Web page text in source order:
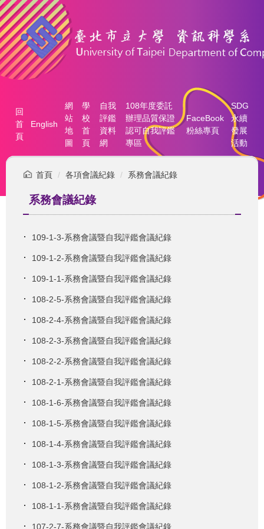
跳
到
主
要
內
容
回
首
頁
English
網
站
地
圖
學
校
首
頁
自我
評鑑
資料
網
108年度委託
辦理品質保證
認可自我評鑑
專區
FaceBook
粉絲專頁
SDG
永續
發展
活動
首頁 各項會議紀錄 系務會議紀錄
系務會議紀錄
109-1-3-系務會議暨自我評鑑會議紀錄
109-1-2-系務會議暨自我評鑑會議紀錄
109-1-1-系務會議暨自我評鑑會議紀錄
108-2-5-系務會議暨自我評鑑會議紀錄
108-2-4-系務會議暨自我評鑑會議紀錄
108-2-3-系務會議暨自我評鑑會議紀錄
108-2-2-系務會議暨自我評鑑會議紀錄
108-2-1-系務會議暨自我評鑑會議紀錄
108-1-6-系務會議暨自我評鑑會議紀錄
108-1-5-系務會議暨自我評鑑會議紀錄
108-1-4-系務會議暨自我評鑑會議紀錄
108-1-3-系務會議暨自我評鑑會議紀錄
108-1-2-系務會議暨自我評鑑會議紀錄
108-1-1-系務會議暨自我評鑑會議紀錄
107-2-7-系務會議暨自我評鑑會議紀錄